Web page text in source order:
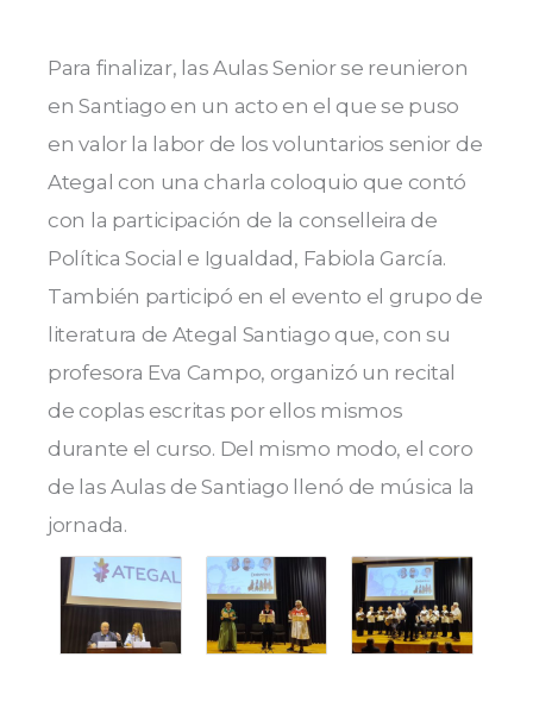
Para finalizar, las Aulas Senior se reunieron
en Santiago en un acto en el que se puso
en valor la labor de los voluntarios senior de
Ategal con una charla coloquio que contó
con la participación de la conselleira de
Política Social e Igualdad, Fabiola García.
También participó en el evento el grupo de
literatura de Ategal Santiago que, con su
profesora Eva Campo, organizó un recital
de coplas escritas por ellos mismos
durante el curso. Del mismo modo, el coro
de las Aulas de Santiago llenó de música la
jornada.